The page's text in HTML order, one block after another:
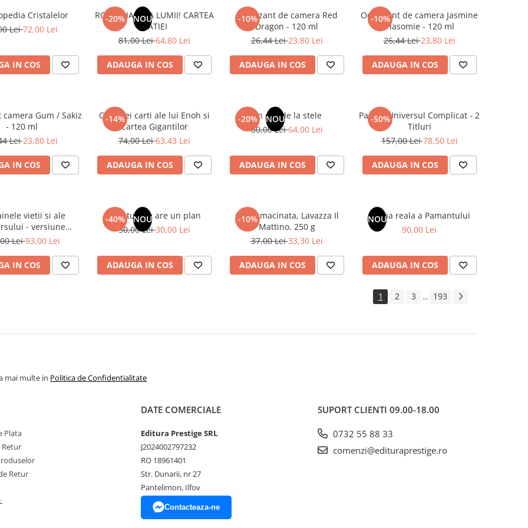
Cristalelor
Lei72,00 Lei
IN COS
-20% NOU
ROMANIA, AXA LUMII! CARTEA
NATIEI
81,00 Lei64,80 Lei
ADAUGA IN COS
-10%
Odorizant de camera Red
Dragon - 120 ml
26,44 Lei23,80 Lei
ADAUGA IN COS
-10%
Odorizant de camera Jasmine
/ Iasomie - 120 ml
26,44 Lei23,80 Lei
ADAUGA IN COS
Gum / Sakiz
- 120 ml
Lei23,80 Lei
IN COS
-14%
Cele trei carti ale lui Enoh si
Cartea Gigantilor
74,00 Lei63,43 Lei
ADAUGA IN COS
-20% NOU
Un dar de la stele
80,00 Lei64,00 Lei
ADAUGA IN COS
-50%
Pachet Universul Complicat - 2
Titluri
157,00 Lei78,50 Lei
ADAUGA IN COS
vietii si ale
- versiune
1939. Volumele I-
Lei93,00 Lei
IN COS
-40% NOU
Sufletul tau are un plan
50,00 Lei30,00 Lei
ADAUGA IN COS
-10%
Cafea macinata, Lavazza Il
Mattino, 250 g
37,00 Lei33,30 Lei
ADAUGA IN COS
NOU
Istoria reala a Pamantului
90,00 Lei
ADAUGA IN COS
1 2 3 ... 193
mai multe in Politica de Confidentialitate
Plata
Retur
Retur
DATE COMERCIALE
Editura Prestige SRL
J2024002797232
RO 18961401
Str. Dunarii, nr 27
Pantelimon, Ilfov
Contacteaza-ne
SUPORT CLIENTI 09.00-18.00
0732 55 88 33
comenzi@edituraprestige.ro